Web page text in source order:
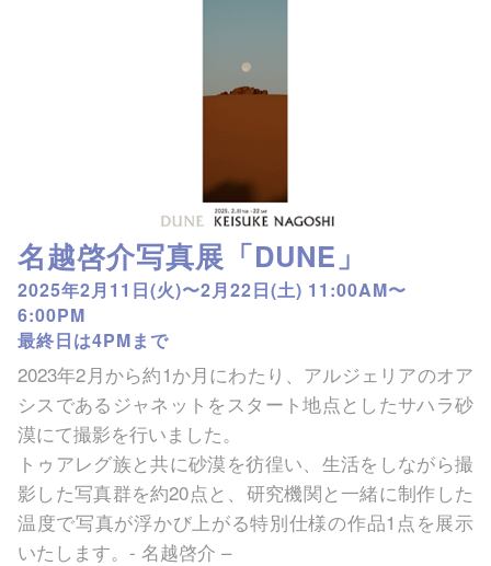
名越啓介写真展「DUNE」
2025年2⽉11⽇(⽕)〜2⽉22⽇(⼟) 11:00AM〜
6:00PM
最終⽇は4PMまで
2023年2⽉から約1か⽉にわたり、アルジェリアのオア
シスであるジャネットをスタート地点としたサハラ砂
漠にて撮影を⾏いました。
トゥアレグ族と共に砂漠を彷徨い、⽣活をしながら撮
影した写真群を約20点と、研究機関と⼀緒に制作した
温度で写真が浮かび上がる特別仕様の作品1点を展⽰
いたします。- 名越啓介 –